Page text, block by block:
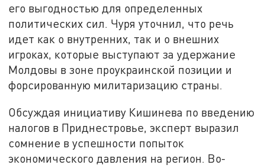
его выгодностью для определенных
политических сил. Чуря уточнил, что речь
идет как о внутренних, так и о внешних
игроках, которые выступают за удержание
Молдовы в зоне проукраинской позиции и
форсированную милитаризацию страны.
Обсуждая инициативу Кишинева по введению
налогов в Приднестровье, эксперт выразил
сомнение в успешности попыток
экономического давления на регион. Во-